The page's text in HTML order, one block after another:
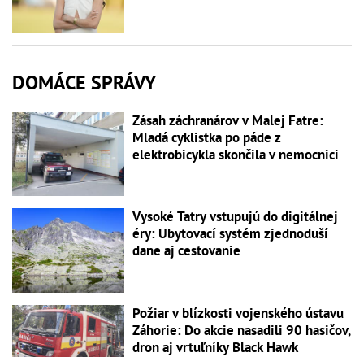
DOMÁCE SPRÁVY
Zásah záchranárov v Malej Fatre:
Mladá cyklistka po páde z
elektrobicykla skončila v nemocnici
Vysoké Tatry vstupujú do digitálnej
éry: Ubytovací systém zjednoduší
dane aj cestovanie
Požiar v blízkosti vojenského ústavu
Záhorie: Do akcie nasadili 90 hasičov,
dron aj vrtuľníky Black Hawk